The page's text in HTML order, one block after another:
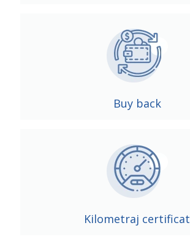
Buy back
Kilometraj certificat